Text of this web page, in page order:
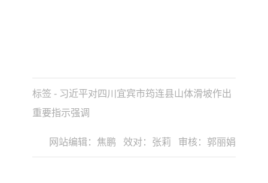
标签 - 习近平对四川宜宾市筠连县山体滑坡作出
重要指示强调
网站编辑：焦鹏 效对：张莉 审核：郭丽娟